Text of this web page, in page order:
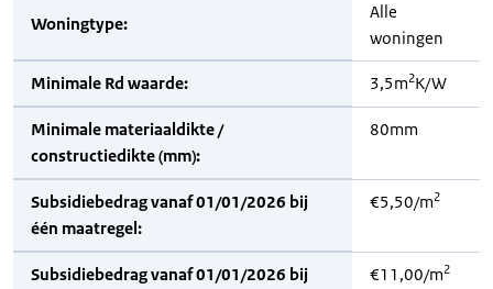
Woningtype:
Alle
woningen
Minimale Rd waarde: 3,5m2K/W
Minimale materiaaldikte /
constructiedikte (mm):
80mm
Subsidiebedrag vanaf 01/01/2026 bij
één maatregel:
€5,50/m2
Subsidiebedrag vanaf 01/01/2026 bij
€11,00/m2